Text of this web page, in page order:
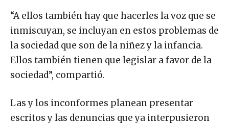
“A ellos también hay que hacerles la voz que se
inmiscuyan, se incluyan en estos problemas de
la sociedad que son de la niñez y la infancia.
Ellos también tienen que legislar a favor de la
sociedad”, compartió.
Las y los inconformes planean presentar
escritos y las denuncias que ya interpusieron